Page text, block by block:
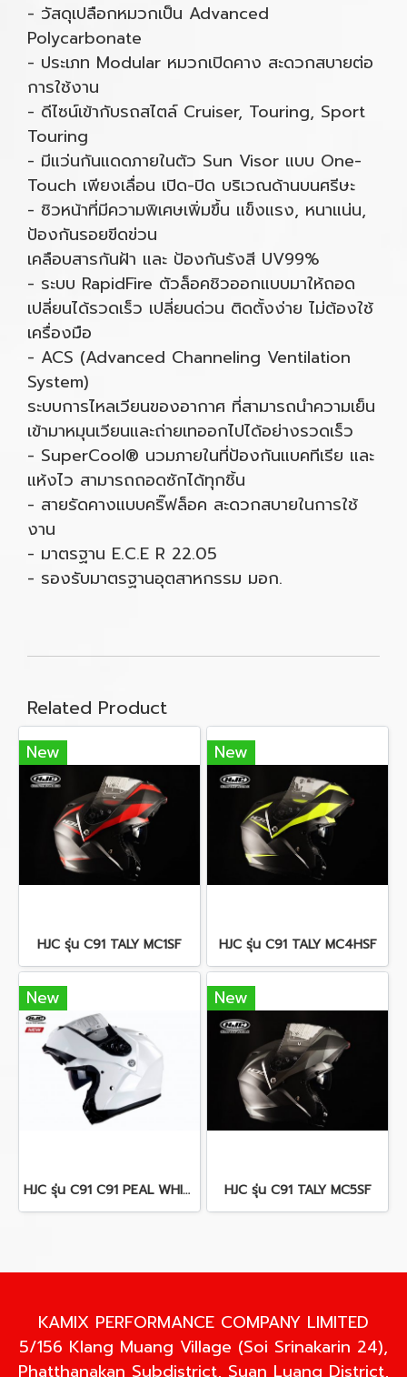
- วัสดุเปลือกหมวกเป็น Advanced
Polycarbonate
- ประเภท Modular หมวกเปิดคาง สะดวกสบายต่อ
การใช้งาน
- ดีไซน์เข้ากับรถสไตล์ Cruiser, Touring, Sport
Touring
- มีแว่นกันแดดภายในตัว Sun Visor แบบ One-
Touch เพียงเลื่อน เปิด-ปิด บริเวณด้านบนศรีษะ
- ชิวหน้าที่มีความพิเศษเพิ่มขึ้น แข็งแรง, หนาแน่น,
ป้องกันรอยขีดข่วน
เคลือบสารกันฝ้า และ ป้องกันรังสี UV99%
- ระบบ RapidFire ตัวล็อคชิวออกแบบมาให้ถอด
เปลี่ยนได้รวดเร็ว เปลี่ยนด่วน ติดตั้งง่าย ไม่ต้องใช้
เครื่องมือ
- ACS (Advanced Channeling Ventilation
System)
ระบบการไหลเวียนของอากาศ ที่สามารถนำความเย็น
เข้ามาหมุนเวียนและถ่ายเทออกไปได้อย่างรวดเร็ว
- SuperCool® นวมภายในที่ป้องกันแบคทีเรีย และ
แห้งไว สามารถถอดซักได้ทุกชิ้น
- สายรัดคางแบบคริ๊ฟล็อค สะดวกสบายในการใช้
งาน
- มาตรฐาน E.C.E R 22.05
- รองรับมาตรฐานอุตสาหกรรม มอก.
Related Product
New
HJC รุ่น C91 TALY MC1SF
New
HJC รุ่น C91 TALY MC4HSF
New
HJC รุ่น C91 C91 PEAL WHITE
New
HJC รุ่น C91 TALY MC5SF
KAMIX PERFORMANCE COMPANY LIMITED
5/156 Klang Muang Village (Soi Srinakarin 24),
Phatthanakan Subdistrict, Suan Luang District,